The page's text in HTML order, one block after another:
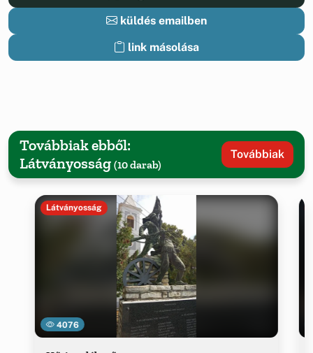
küldés emailben
link másolása
Továbbiak ebből:
Látványosság (10 darab)
Továbbiak
4076
Látványosság